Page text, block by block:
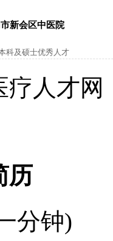
新会区中医院
科及硕士优秀人才
疗人才网
历
分钟)